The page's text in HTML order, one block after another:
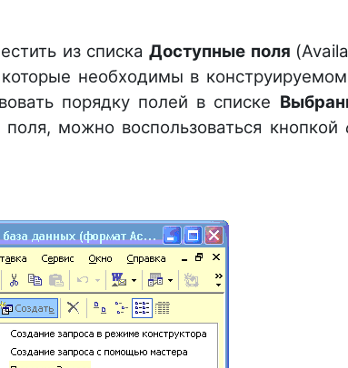
из спискаДоступные поля
необходимы в
порядку полей в списке
можно воспользоваться кнопкой